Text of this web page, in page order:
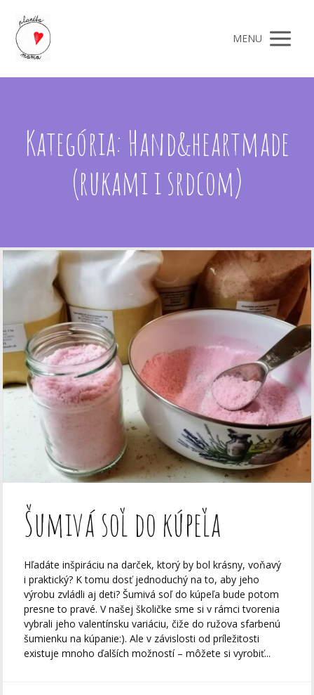
MENU
Kategória: Hand&heartmade
(rukami i srdcom)
Šumivá soľ do kúpeľa
Hľadáte inšpiráciu na darček, ktorý by bol krásny, voňavý
i praktický? K tomu dosť jednoduchý na to, aby jeho
výrobu zvládli aj deti? Šumivá soľ do kúpeľa bude potom
presne to pravé. V našej školičke sme si v rámci tvorenia
vybrali jeho valentínsku variáciu, čiže do ružova sfarbenú
šumienku na kúpanie:). Ale v závislosti od príležitosti
existuje mnoho ďalších možností – môžete si vyrobiť...